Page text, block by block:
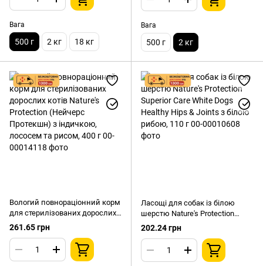
Вага
500 г 2 кг 18 кг
Salmon Adult Small Breeds, 2 кг
Вага
500 г 2 кг
Вологий повнораціонний корм
для стерилізованих дорослих
котів Nature's Protection
(Нейчерс Протекшн) з
індичкою, лососем та рисом,
261.65 грн
Ласощі для собак із білою
шерстю Nature's Protection
Superior Care White Dogs Healthy
Hips & Joints з білою рибою,
202.24 грн